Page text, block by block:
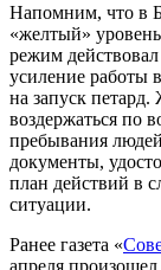
Напомним, что в
«желтый»
режим
усиление работы
на запуск
воздержаться по
пребывания
документы,
план действий в
ситуации.
Ранее газета «
апреля